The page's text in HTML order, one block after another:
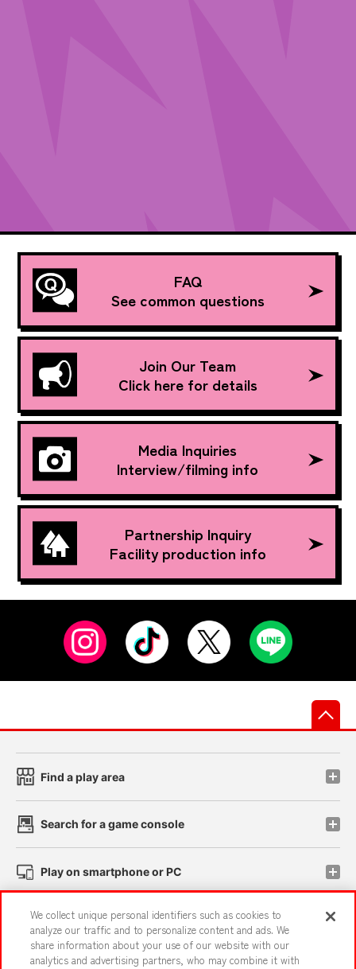
FAQ
See common questions
Join Our Team
Click here for details
Media Inquiries
Interview/filming info
Partnership Inquiry
Facility production info
Find a play area
Search for a game console
Play on smartphone or PC
Events and Campaigns
We collect unique personal identifiers such as cookies to
analyze our traffic and to personalize content and ads. We
share information about your use of our website with our
analytics and advertising partners, who may combine it with